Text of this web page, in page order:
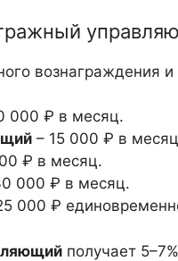
вознаграждения и
000 ₽ в месяц.
– 15 000 ₽ в
₽ в месяц.
000 ₽ в месяц.
000 ₽
получает